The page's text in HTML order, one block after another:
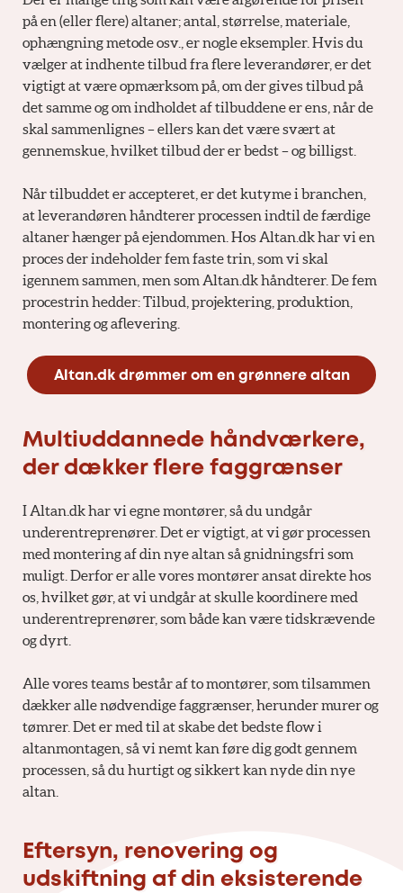
på en (eller flere) altaner; antal, størrelse, materiale,
ophængning metode osv., er nogle eksempler. Hvis du
vælger at indhente tilbud fra flere leverandører, er det
vigtigt at være opmærksom på, om der gives tilbud på
det samme og om indholdet af tilbuddene er ens, når de
skal sammenlignes – ellers kan det være svært at
gennemskue, hvilket tilbud der er bedst – og billigst.
Når tilbuddet er accepteret, er det kutyme i branchen,
at leverandøren håndterer processen indtil de færdige
altaner hænger på ejendommen. Hos Altan.dk har vi en
proces der indeholder fem faste trin, som vi skal
igennem sammen, men som Altan.dk håndterer. De fem
procestrin hedder: Tilbud, projektering, produktion,
montering og aflevering.
Altan.dk drømmer om en grønnere altan
Multiuddannede håndværkere,
der dækker flere faggrænser
I Altan.dk har vi egne montører, så du undgår
underentreprenører. Det er vigtigt, at vi gør processen
med montering af din nye altan så gnidningsfri som
muligt. Derfor er alle vores montører ansat direkte hos
os, hvilket gør, at vi undgår at skulle koordinere med
underentreprenører, som både kan være tidskrævende
og dyrt.
Alle vores teams består af to montører, som tilsammen
dækker alle nødvendige faggrænser, herunder murer og
tømrer. Det er med til at skabe det bedste flow i
altanmontagen, så vi nemt kan føre dig godt gennem
processen, så du hurtigt og sikkert kan nyde din nye
altan.
Eftersyn, renovering og
udskiftning af din eksisterende